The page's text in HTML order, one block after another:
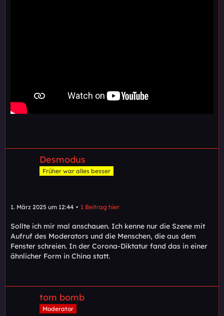
Desmodus
Früher war alles besser
1. März 2025 um 12:44 1 Beitrag hier
Sollte ich mir mal anschauen. Ich kenne nur die Szene mit
Aufruf des Moderators und die Menschen, die aus dem
Fenster schreien. In der Corona-Diktatur fand das in einer
ähnlicher Form in China statt.
tom bomb
Moderator